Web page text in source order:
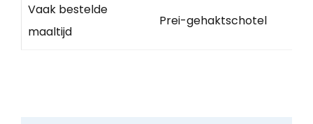
Vaak bestelde
maaltijd
Prei-gehaktschotel